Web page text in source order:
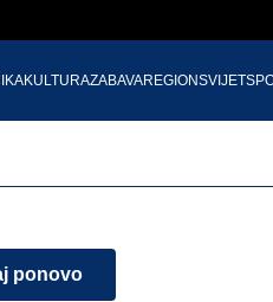
KULTURAZABAVAREGIONSVIJET
ponovo